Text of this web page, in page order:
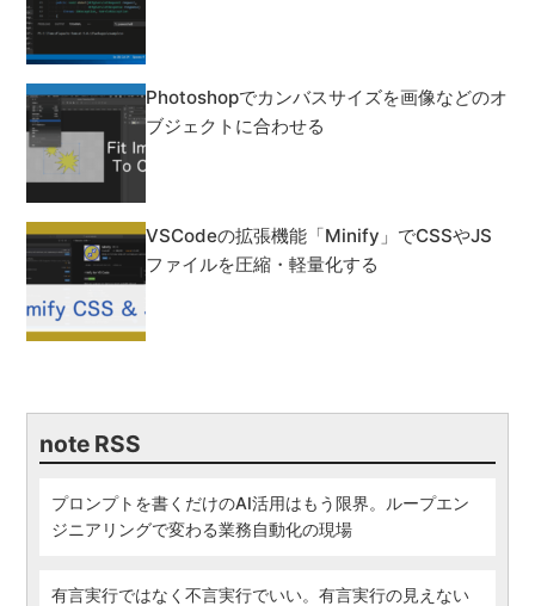
Photoshopでカンバスサイズを画像などのオ
ブジェクトに合わせる
VSCodeの拡張機能「Minify」でCSSやJS
ファイルを圧縮・軽量化する
note RSS
プロンプトを書くだけのAI活用はもう限界。ループエン
ジニアリングで変わる業務自動化の現場
有言実行ではなく不言実行でいい。有言実行の見えない